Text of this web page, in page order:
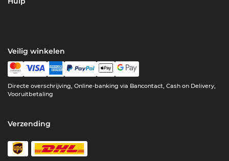
Veilig winkelen
Directe overschrijving, Online-banking via Bancontact, Cash on Delivery,
Vooruitbetaling
Verzending